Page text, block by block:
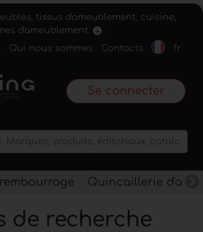
tissus d'ameublement, cuisine,
d'ameublement.
Qui nous sommes Contacts fr
Se connecter
Quincaillerie
de recherche